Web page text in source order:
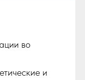
во
и